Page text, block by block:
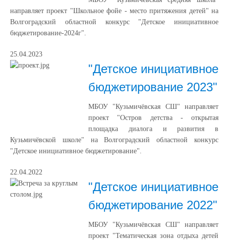
направляет проект "Школьное фойе - место притяжения детей" на
Волгоградский областной конкурс "Детское инициативное
бюджетирование-2024г".
25.04.2023
"Детское инициативное
бюджетирование 2023"
МБОУ "Кузьмичёвская СШ" направляет
проект "Остров детства - открытая
площадка диалога и развития в
Кузьмичёвской школе" на Волгоградский областной конкурс
"Детское инициативное бюджетирование".
22.04.2022
"Детское инициативное
бюджетирование 2022"
МБОУ "Кузьмичёвская СШ" направляет
проект "Тематическая зона отдыха детей